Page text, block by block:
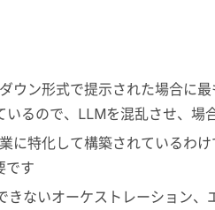
ウン形式で提示された場合に
るので、 LLMを混乱させ、場
に特化して構築されているわ
です
きないオーケストレーション